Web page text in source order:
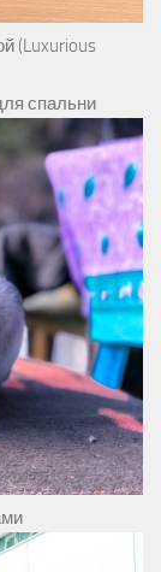
(Luxurious
спальни